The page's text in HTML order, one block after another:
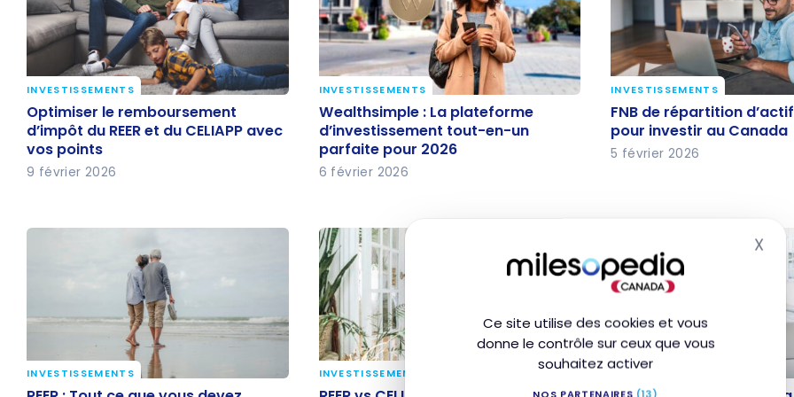
Ce site utilise des cookies et vous
donne le contrôle sur ceux que vous
souhaitez activer
NOS PARTENAIRES (13)
X
Optimiser le remboursement
d’impôt du REER et du CELIAPP
avec vos points
INVESTISSEMENTS
Optimiser le remboursement
d’impôt du REER et du CELIAPP avec
vos points
9 février 2026
Wealthsimple : La plateforme
d’investissement tout-en-un
parfaite pour 2026
INVESTISSEMENTS
Wealthsimple : La plateforme
d’investissement tout-en-un
parfaite pour 2026
6 février 2026
FNB de répartition
pour investir au Canada
INVESTISSEMENTS
FNB de répartition
pour investir au Canada
5 février 2026
REER : Tout ce que vous devez
INVESTISSEMENTS
REER vs CELI vs CELIAPP : lequel
INVESTISSEMENTS
RER ou REER : Quelle est la
INVESTISSEMENTS